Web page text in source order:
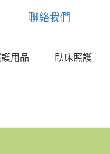
聯絡我們
用品 臥床照護